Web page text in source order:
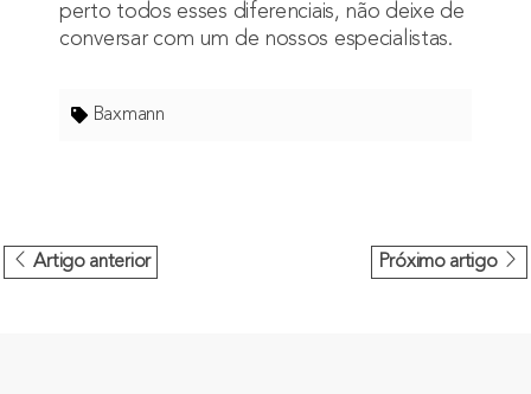
perto todos esses diferenciais, não deixe de
conversar com um de nossos especialistas.
Baxmann
Artigo anterior Próximo artigo